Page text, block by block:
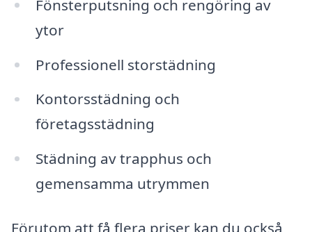
Fönsterputsning och rengöring av
ytor
Professionell storstädning
Kontorsstädning och
företagsstädning
Städning av trapphus och
gemensamma utrymmen
Förutom att få flera priser kan du också